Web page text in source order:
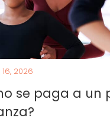
16, 2026
se paga a un